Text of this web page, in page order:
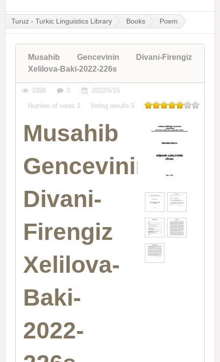
Turuz - Turkic Linguistics Library Books Poem
Musahib Gencevinin Divani-Firengiz
Xelilova-Baki-2022-226s
3398 0 2022/5/15
Number of votes 1 Voting results 5
Musahib
Gencevinin
Divani-
Firengiz
Xelilova-
Baki-
2022-